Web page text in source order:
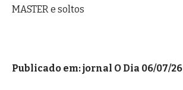
MASTER e soltos
Publicado em: jornal O Dia 06/07/26